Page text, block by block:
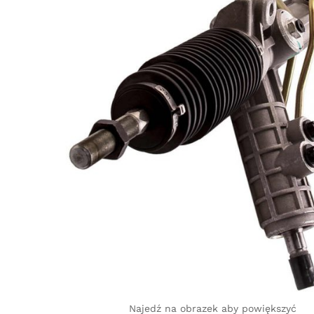
Najedź na obrazek aby powiększyć